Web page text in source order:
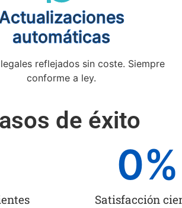
automáticas
reflejados sin coste. Siempre
conforme a ley.
de éxito
Satisfacción
0%